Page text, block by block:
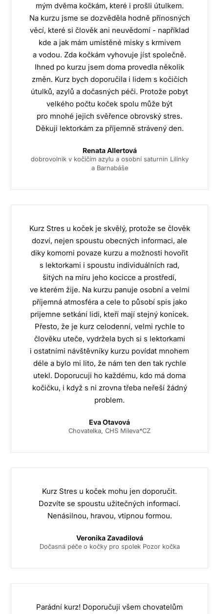
mým dvěma kočkám, které i prošli útulkem.
Na kurzu jsme se dozvěděla hodně přínosných
věcí, které si člověk ani neuvědomí - například
kde a jak mám umístěné misky s krmivem
a vodou. Zda kočkám vyhovuje jíst společně.
Ihned po kurzu jsem doma provedla několik
změn. Kurz bych doporučila i lidem s kočičích
útulků, azylů a dočasných péči. Protože pobyt
velkého počtu koček spolu může být
pro mnohé jejich svěřence obrovský stres.
Děkuji lektorkám za příjemně strávený den.
Renata Allertová
dobrovolnik v kočičím azylu a osobní saturnin Lilinky
a Barnabáše
Kurz Stres u koček je skvělý, protože se člověk
dozví, nejen spoustu obecných informaci, ale
diky komorni povaze kurzu a možnosti hovořit
s lektorkami i spoustu individuálních rad,
šitých na míru jeho kocicce a prostředí,
ve kterém žije. Na kurzu panuje osobní a velmi
příjemná atmosféra a cele to působí spis jako
prijemne setkání lidi, kteří mají stejný konicek.
Přesto, že je kurz celodenní, velmi rychle to
člověku uteče, vydržela bych si s lektorkami
i ostatními návštěvníky kurzu povídat mnohem
déle a bylo mi lito, že nám ten den tak rychle
utekl. Doporucuji ho každému, kdo má doma
kočičku, i když s ni zrovna třeba neřeší žádný
problem.
Eva Otavová
Chovatelka, CHS Mileva*CZ
Kurz Stres u koček mohu jen doporučit.
Dozvíte se spoustu užitečných informací.
Nenásilnou, hravou, vtipnou formou.
Veronika Zavadilová
Dočasná péče o kočky pro spolek Pozor kočka
Parádní kurz! Doporučuji všem chovatelům